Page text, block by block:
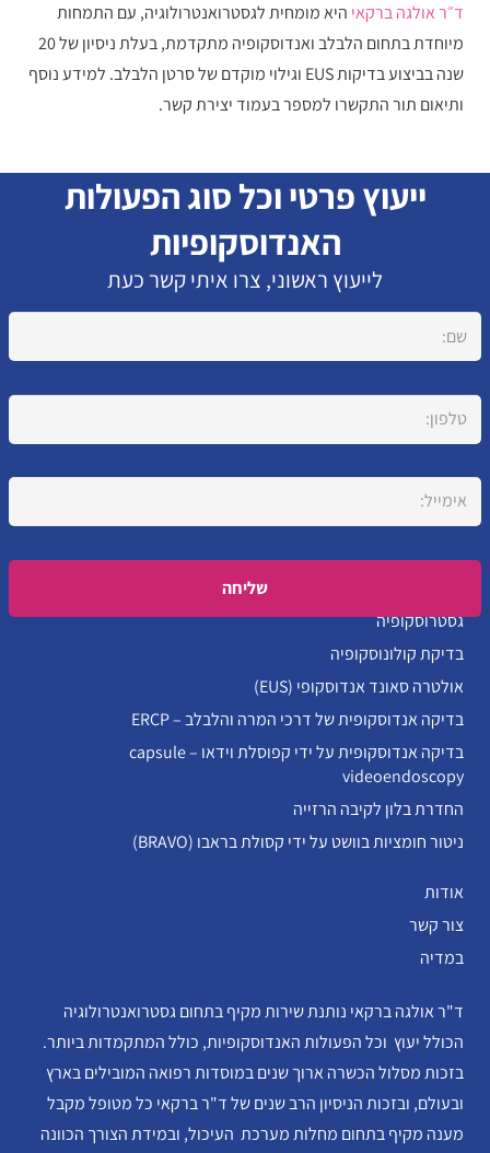
ד״ר אולגה ברקאי היא מומחית לגסטרואנטרולוגיה, עם התמחות
מיוחדת בתחום הלבלב ואנדוסקופיה מתקדמת, בעלת ניסיון של 20
שנה בביצוע בדיקות EUS וגילוי מוקדם של סרטן הלבלב. למידע נוסף
ותיאום תור התקשרו למספר בעמוד יצירת קשר.
ייעוץ פרטי וכל סוג הפעולות
האנדוסקופיות
לייעוץ ראשוני, צרו איתי קשר כעת
Please leave this field empty.
גסטרוסקופיה
בדיקת קולונוסקופיה
אולטרה סאונד אנדוסקופי (EUS)
בדיקה אנדוסקופית של דרכי המרה והלבלב – ERCP
בדיקה אנדוסקופית על ידי קפוסלת וידאו – capsule
videoendoscopy
החדרת בלון לקיבה הרזייה
ניטור חומציות בוושט על ידי קסולת בראבו (BRAVO)
אודות
צור קשר
במדיה
ד"ר אולגה ברקאי נותנת שירות מקיף בתחום גסטרואנטרולוגיה
הכולל יעוץ וכל הפעולות האנדוסקופיות, כולל המתקמדות ביותר.
בזכות מסלול הכשרה ארוך שנים במוסדות רפואה המובילים בארץ
ובעולם, ובזכות הניסיון הרב שנים של ד"ר ברקאי כל מטופל מקבל
מענה מקיף בתחום מחלות מערכת העיכול, ובמידת הצורך הכוונה